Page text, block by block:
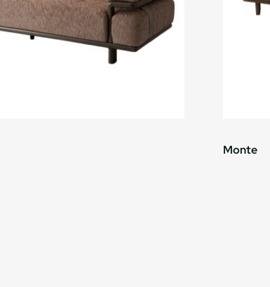
Monte